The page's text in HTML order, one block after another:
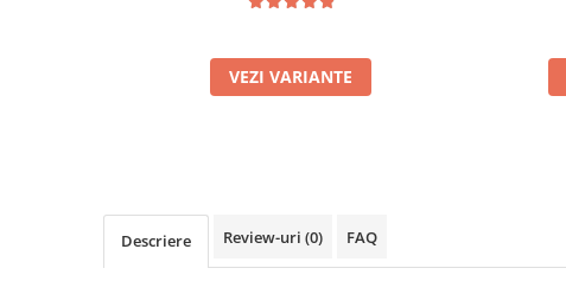
VEZI VARIANTE
Descriere Review-uri (0) FAQ